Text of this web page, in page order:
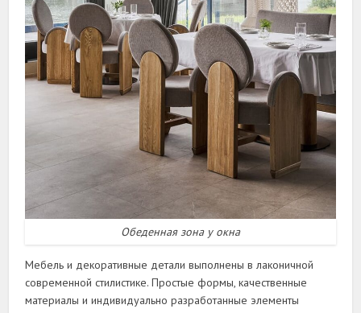
Обеденная зона у окна
Мебель и декоративные детали выполнены в лаконичной
современной стилистике. Простые формы, качественные
материалы и индивидуально разработанные элементы